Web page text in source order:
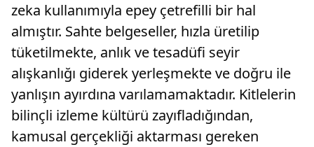
zeka kullanımıyla epey çetrefilli bir hal
almıştır. Sahte belgeseller, hızla üretilip
tüketilmekte, anlık ve tesadüfi seyir
alışkanlığı giderek yerleşmekte ve doğru ile
yanlışın ayırdına varılamamaktadır. Kitlelerin
bilinçli izleme kültürü zayıfladığından,
kamusal gerçekliği aktarması gereken